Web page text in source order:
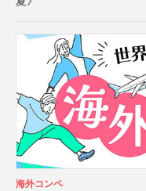
海外コンペ